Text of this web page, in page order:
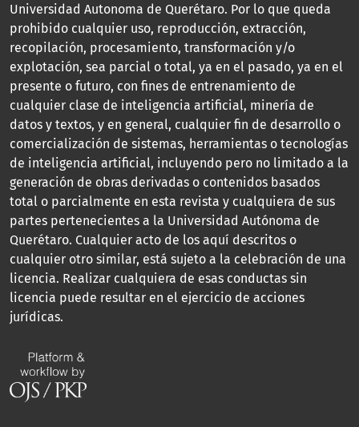
Universidad Autonoma de Querétaro. Por lo que queda
prohibido cualquier uso, reproducción, extracción,
recopilación, procesamiento, transformación y/o
explotación, sea parcial o total, ya en el pasado, ya en el
presente o futuro, con fines de entrenamiento de
cualquier clase de inteligencia artificial, minería de
datos y textos, y en general, cualquier fin de desarrollo o
comercialización de sistemas, herramientas o tecnologías
de inteligencia artificial, incluyendo pero no limitado a la
generación de obras derivadas o contenidos basados
total o parcialmente en esta revista y cualquiera de sus
partes pertenecientes a la Universidad Autónoma de
Querétaro. Cualquier acto de los aquí descritos o
cualquier otro similar, está sujeto a la celebración de una
licencia. Realizar cualquiera de esas conductas sin
licencia puede resultar en el ejercicio de acciones
jurídicas.